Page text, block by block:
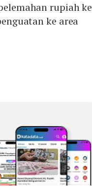
rupiah ke
ke area